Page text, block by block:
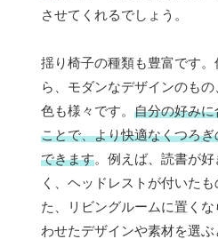
させてくれるでしょう。
揺り椅子の種類も豊富です
ら、モダンなデザインのも
色も様々です。 自分の好み
ことで、より快適なくつろ
できます。例えば、読書が
く、ヘッドレストが付いた
た、リビングルームに置く
わせたデザインや素材を選